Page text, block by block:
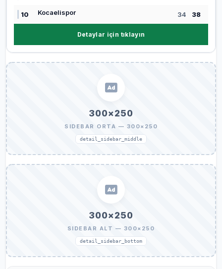
10 Kocaelispor 34 38
Detaylar için tıklayın
300×250
SIDEBAR ORTA — 300×250
detail_sidebar_middle
300×250
SIDEBAR ALT — 300×250
detail_sidebar_bottom